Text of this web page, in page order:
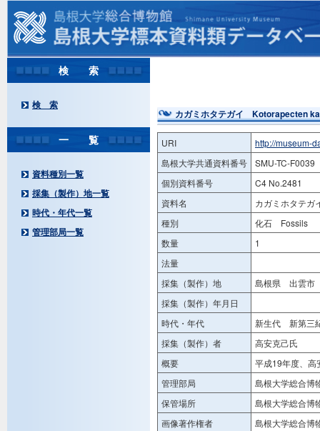
検 索
検 索
一 覧
資料種別一覧
採集（製作）地一覧
時代・年代一覧
管理部局一覧
カガミホタテガイ Kotorapecten
URI
http://museum-
島根大学共通資料番号
SMU-TC-F0039
個別資料番号
C4 No.2481
資料名
カガミホタテ
種別
化石 Fossils
数量
1
法量
採集（製作）地
島根県 出雲市
採集（製作）年月日
時代・年代
新生代 新第三
採集（製作）者
高安克己氏
概要
平成19年度、高
管理部局
島根大学総合博
保管場所
島根大学総合博
画像著作権者
島根大学総合博